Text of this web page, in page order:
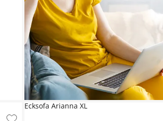
Ecksofa Arianna XL